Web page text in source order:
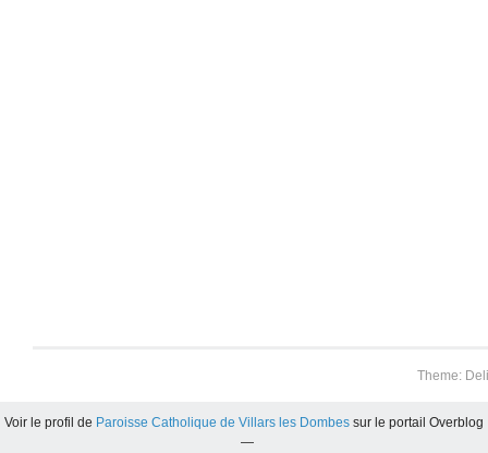
Theme:
Voir le profil de Paroisse Catholique de Villars les Dombes sur le portail Overblog